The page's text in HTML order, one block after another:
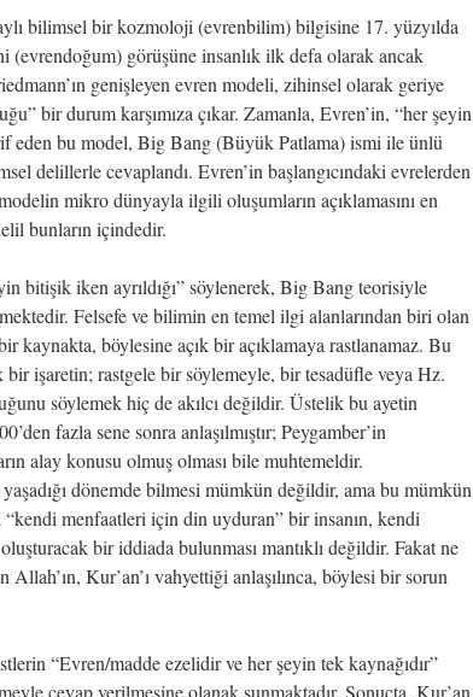
bilimsel bir kozmoloji (evrenbilim) bilgisine 17. yüzyılda
görüşüne insanlık ilk defa olarak ancak
genişleyen evren modeli, zihinsel olarak geriye
bir durum karşımıza çıkar. Zamanla, Evren’in, “her şeyin
eden bu model, Big Bang (Büyük Patlama) ismi ile ünlü
delillerle cevaplandı. Evren’in başlangıcındaki evrelerden
mikro dünyayla ilgili oluşumların açıklamasını en
bunların içindedir.
bitişik iken ayrıldığı” söylenerek, Big Bang teorisiyle
Felsefe ve bilimin en temel ilgi alanlarından biri olan
kaynakta, böylesine açık bir açıklamaya rastlanamaz. Bu
işaretin; rastgele bir söylemeyle, bir tesadüfle veya Hz.
söylemek hiç de akılcı değildir. Üstelik bu ayetin
fazla sene sonra anlaşılmıştır; Peygamber’in
alay konusu olmuş olması bile muhtemeldir.
dönemde bilmesi mümkün değildir, ama bu mümkün
menfaatleri için din uyduran” bir insanın, kendi
bir iddiada bulunması mantıklı değildir. Fakat ne
Kur’an’ı vahyettiği anlaşılınca, böylesi bir sorun
“Evren/madde ezelidir ve her şeyin tek kaynağıdır”
cevap verilmesine olanak sunmaktadır. Sonuçta, Kur’an